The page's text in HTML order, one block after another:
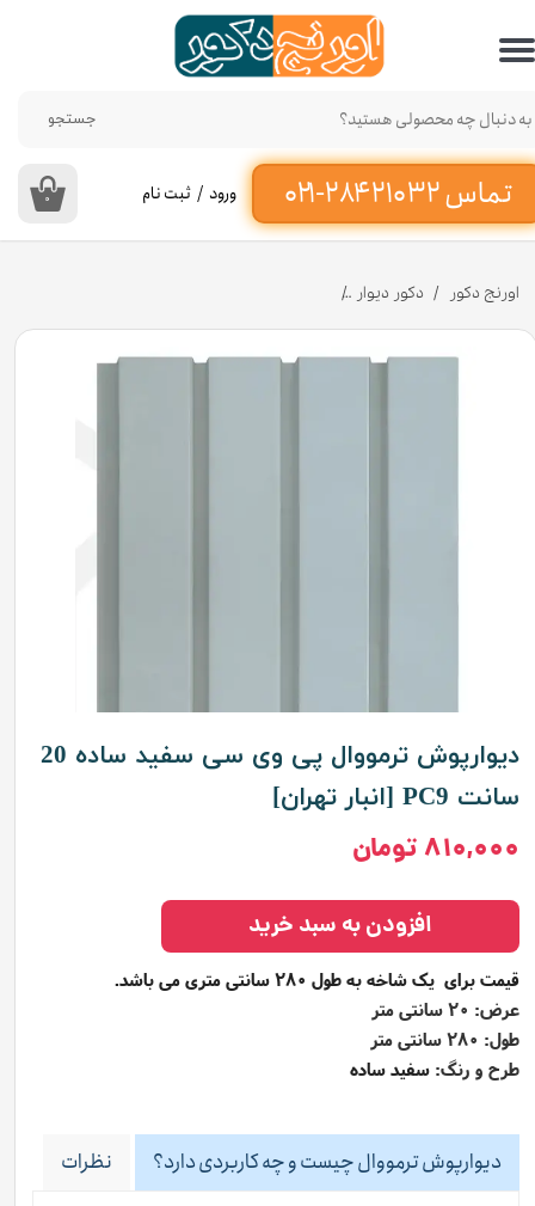
تماس ۳۲ ۲۱۰ ۲۸۴-۰۲۱‌
جستجو
۰ ورود / ثبت نام
حساب کاربری من
تغییر گذر واژه
سفارشات
خروج از حساب کاربری
اورنج دکور دکور دیوار
دیوارپوش ترمووال پی وی سی سفید ساده 20
سانت PC9 [انبار تهران]
۸۱۰,۰۰۰ تومان
قیمت برای یک شاخه به طول 280 سانتی متری می باشد.
عرض: 20 سانتی متر
طول: 280 سانتی متر
طرح و رنگ: سفید ساده
افزودن به سبد خرید
دیوارپوش ترمووال چیست و چه کاربردی دارد؟ نظرات